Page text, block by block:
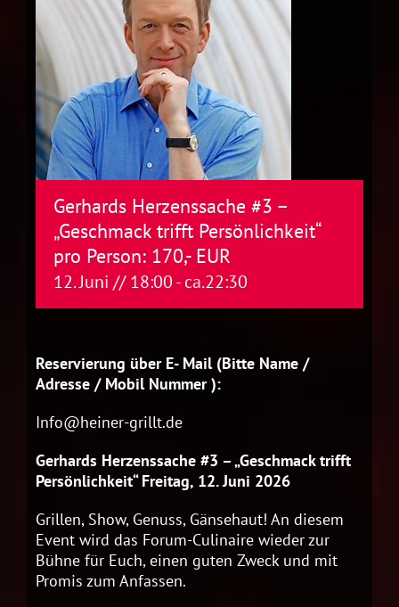
Gerhards Herzenssache #3 –
„Geschmack trifft Persönlichkeit“
pro Person: 170,- EUR
12. Juni // 18:00- ca.22:30
Reservierung über E- Mail (Bitte Name /
Adresse / Mobil Nummer ):
Info@heiner-grillt.de
Gerhards Herzenssache #3 – „Geschmack trifft
Persönlichkeit“ Freitag, 12. Juni 2026
Grillen, Show, Genuss, Gänsehaut! An diesem
Event wird das Forum-Culinaire wieder zur
Bühne für Euch, einen guten Zweck und mit
Promis zum Anfassen.